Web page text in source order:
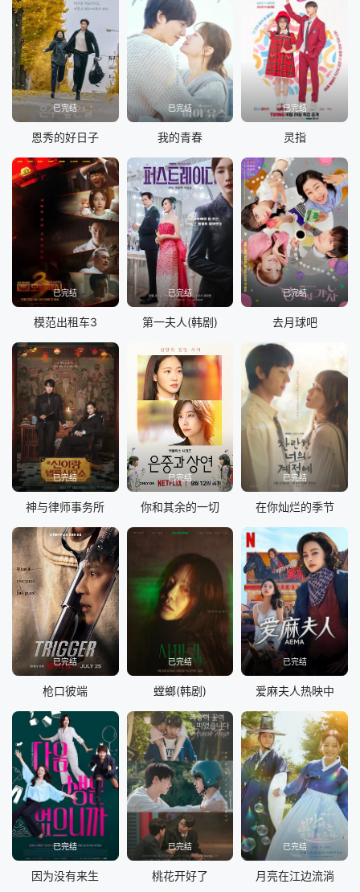
已完结
恩秀的好日子
已完结
我的青春
已完结
灵指
已完结
模范出租车3
已完结
第一夫人(韩剧)
已完结
去月球吧
已完结
神与律师事务所
已完结
你和其余的一切
已完结
在你灿烂的季节
已完结
枪口彼端
已完结
螳螂(韩剧)
已完结
爱麻夫人热映中
已完结
因为没有来生
已完结
桃花开好了
已完结
月亮在江边流淌